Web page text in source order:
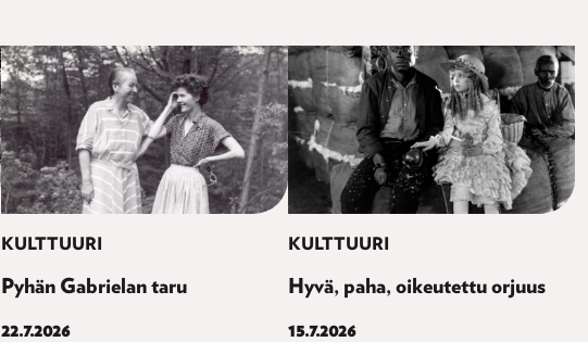
KULTTUURI
Pyhän Gabrielan taru
22.7.2026
KULTTUURI
Hyvä, paha, oikeutettu orjuus
15.7.2026